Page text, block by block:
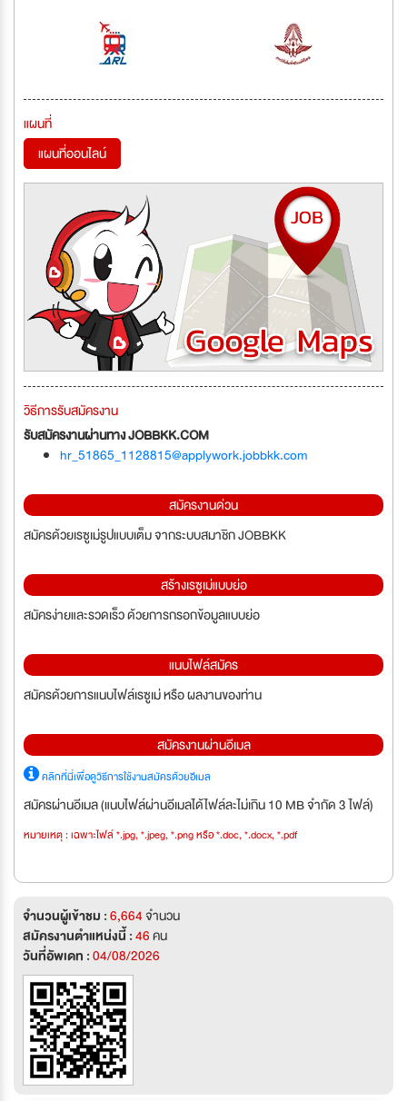
แผนที่
แผนที่ออนไลน์
วิธีการรับสมัครงาน
รับสมัครงานผ่านทาง JOBBKK.COM
hr_51865_1128815@applywork.jobbkk.com
สมัครงานด่วน
สมัครด้วยเรซูเม่รูปแบบเต็ม จากระบบสมาชิก JOBBKK
สร้างเรซูเม่แบบย่อ
สมัครง่ายและรวดเร็ว ด้วยการกรอกข้อมูลแบบย่อ
แนบไฟล์สมัคร
สมัครด้วยการแนบไฟล์เรซูเม่ หรือ ผลงานของท่าน
สมัครงานผ่านอีเมล
คลิกที่นี่เพื่อดูวิธีการใช้งานสมัครด้วยอีเมล
สมัครผ่านอีเมล (แนบไฟล์ผ่านอีเมลได้ไฟล์ละไม่เกิน 10 MB จำกัด 3 ไฟล์)
หมายเหตุ : เฉพาะไฟล์ *.jpg, *.jpeg, *.png หรือ *.doc, *.docx, *.pdf
จำนวนผู้เข้าชม :6,664จำนวน
สมัครงานตำแหน่งนี้ :46คน
วันที่อัพเดท :04/08/2026